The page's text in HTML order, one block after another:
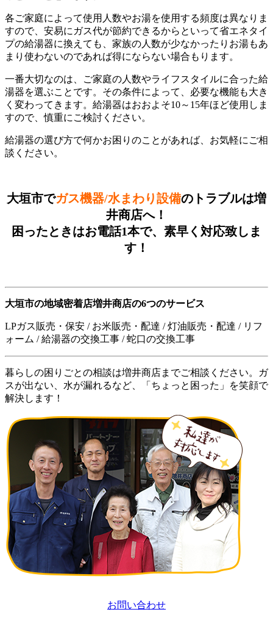
各ご家庭によって使用人数やお湯を使用する頻度は異なりま
すので、安易にガス代が節約できるからといって省エネタイ
プの給湯器に換えても、家族の人数が少なかったりお湯もあ
まり使わないのであれば得にならない場合もります。
一番大切なのは、ご家庭の人数やライフスタイルに合った給
湯器を選ぶことです。その条件によって、必要な機能も大き
く変わってきます。給湯器はおおよそ10～15年ほど使用しま
すので、慎重にご検討ください。
給湯器の選び方で何かお困りのことがあれば、お気軽にご相
談ください。
大垣市でガス機器/水まわり設備のトラブルは増
井商店へ！
困ったときはお電話1本で、素早く対応致しま
す！
大垣市の地域密着店増井商店の6つのサービス
LPガス販売・保安 / お米販売・配達 /灯油販売・配達 / リフ
ォーム /給湯器の交換工事 /蛇口の交換工事
暮らしの困りごとの相談は増井商店までご相談ください。ガ
スが出ない、水が漏れるなど、「ちょっと困った」を笑顔で
解決します！
お問い合わせ